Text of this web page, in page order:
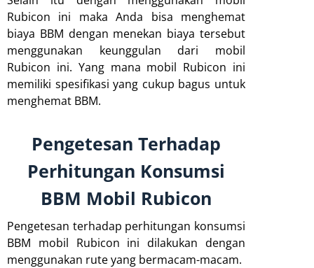
Rubicon ini maka Anda bisa menghemat
biaya BBM dengan menekan biaya tersebut
menggunakan keunggulan dari mobil
Rubicon ini. Yang mana mobil Rubicon ini
memiliki spesifikasi yang cukup bagus untuk
menghemat BBM.
Pengetesan Terhadap
Perhitungan Konsumsi
BBM Mobil Rubicon
Pengetesan terhadap perhitungan konsumsi
BBM mobil Rubicon ini dilakukan dengan
menggunakan rute yang bermacam-macam.